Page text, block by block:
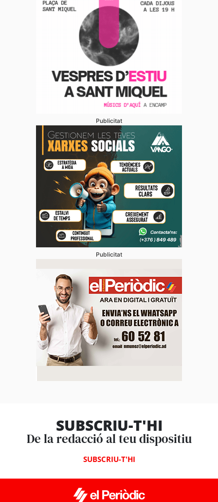
Publicitat
Publicitat
SUBSCRIU-T'HI
De la redacció al teu dispositiu
SUBSCRIU-T'HI